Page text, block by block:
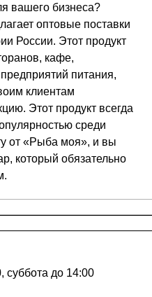
вашего бизнеса?
оптовые поставки
России. Этот продукт
кафе,
питания,
клиентам
Этот продукт всегда
среди
от «Рыба моя», и вы
который обязательно
суббота до 14:00